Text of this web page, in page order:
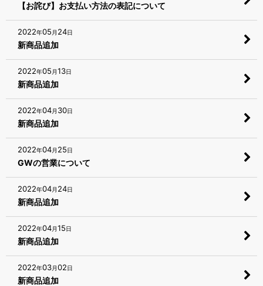
【お詫び】お支払い方法の表記について
2022年05 月 24日
新商品追加
2022年05 月13日
新商品追加
2022年04月 30日
新商品追加
2022年04月 25日
GWの営業について
2022年04月 24日
新商品追加
2022年04月15日
新商品追加
2022年03月02日
新商品追加